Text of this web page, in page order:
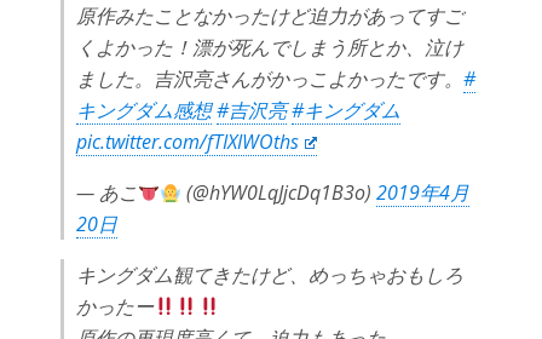
原作みたことなかったけど迫力があってすご
くよかった！漂が死んでしまう所とか、泣け
ました。吉沢亮さんがかっこよかったです。 #
キングダム感想#吉沢亮#キングダム
pic.twitter.com/fTIXIWOths
— あこ
(@hYW0LqJjcDq1B3o)2019年4月
20日
キングダム観てきたけど、めっちゃおもしろ
かったー